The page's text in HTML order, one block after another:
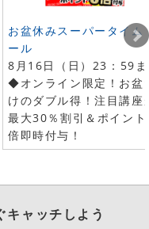
お盆休みスーパータイム
ール
8月16日（日）23：59
◆オンライン限定！お盆
けのダブル得！注目講座
最大30％割引＆ポイン
倍即時付与！
キャッチしよう